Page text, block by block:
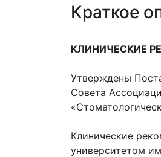
Краткое
КЛИНИЧЕСКИЕ
Утверждены
Совета
Клинические
университетом